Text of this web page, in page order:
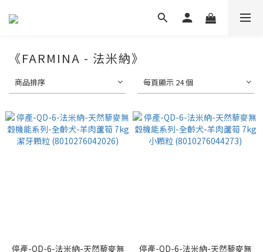
《FARMINA - 法米納》
商品排序 每頁顯示 24 個
停產-QD-6-法米納-天然藜麥無
停產-QD-6-法米納-天然藜麥無